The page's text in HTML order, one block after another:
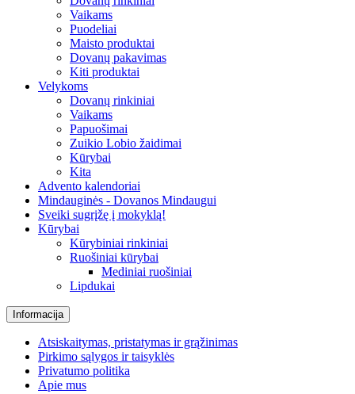
Vaikams
Puodeliai
Maisto produktai
Dovanų pakavimas
Kiti produktai
Velykoms
Dovanų rinkiniai
Vaikams
Papuošimai
Zuikio Lobio žaidimai
Kūrybai
Kita
Advento kalendoriai
Mindauginės - Dovanos Mindaugui
Sveiki sugrįžę į mokyklą!
Kūrybai
Kūrybiniai rinkiniai
Ruošiniai kūrybai
Mediniai ruošiniai
Lipdukai
Informacija
Atsiskaitymas, pristatymas ir grąžinimas
Pirkimo sąlygos ir taisyklės
Privatumo politika
Apie mus